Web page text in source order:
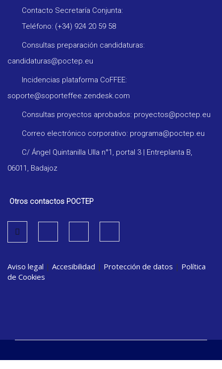
Contacto Secretaría Conjunta:
Teléfono: (+34) 924 20 59 58
Consultas preparación candidaturas:
candidaturas@poctep.eu
Incidencias plataforma CoFFEE:
soporte@soporteffee.zendesk.com
Consultas proyectos aprobados: proyectos@poctep.eu
Correo electrónico corporativo: programa@poctep.eu
C/ Ángel Quintanilla Ulla n°1, portal 3 | Entreplanta B,
06011, Badajoz
Otros contactos POCTEP
Aviso legal | Accesibilidad | Protección de datos | Política
de Cookies